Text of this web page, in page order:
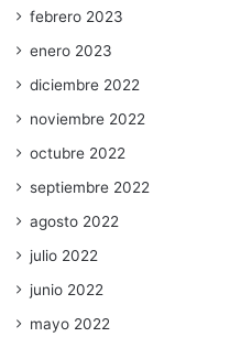
febrero 2023
enero 2023
diciembre 2022
noviembre 2022
octubre 2022
septiembre 2022
agosto 2022
julio 2022
junio 2022
mayo 2022